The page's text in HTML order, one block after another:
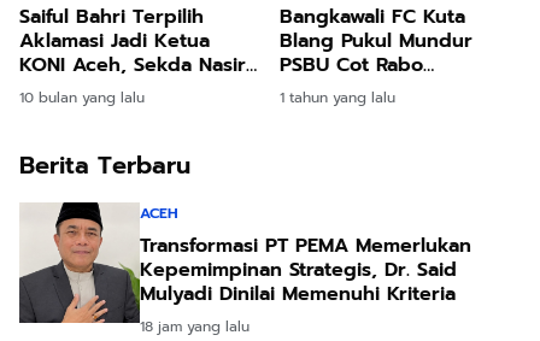
Saiful Bahri Terpilih
Aklamasi Jadi Ketua
KONI Aceh, Sekda Nasir
Harap Lanjutkan Prestasi
dan Soliditas
10 bulan yang lalu
Bangkawali FC Kuta
Blang Pukul Mundur
PSBU Cot Rabo
Peusangan 2-1
1 tahun yang lalu
Berita Terbaru
ACEH
Transformasi PT PEMA Memerlukan
Kepemimpinan Strategis, Dr. Said
Mulyadi Dinilai Memenuhi Kriteria
18 jam yang lalu